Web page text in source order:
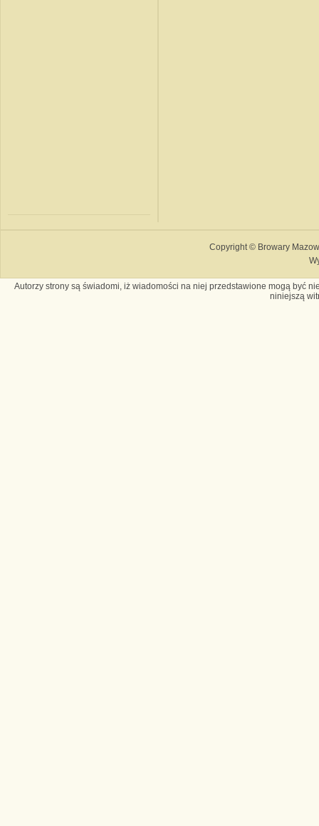
Copyright © Browary
Autorzy strony są świadomi, iż wiadomości na niej przedstawione mogą być
niniejszą